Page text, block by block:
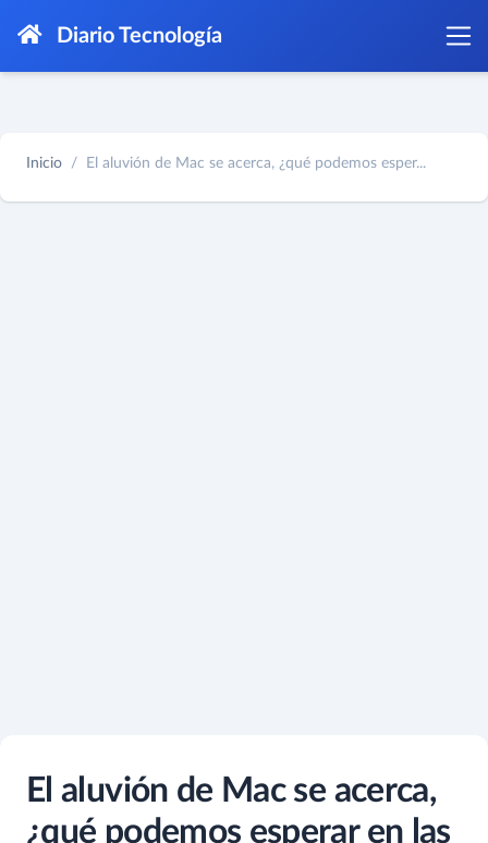
Diario Tecnología
Inicio El aluvión de Mac se acerca, ¿qué podemos esper...
El aluvión de Mac se acerca,
¿qué podemos esperar en las